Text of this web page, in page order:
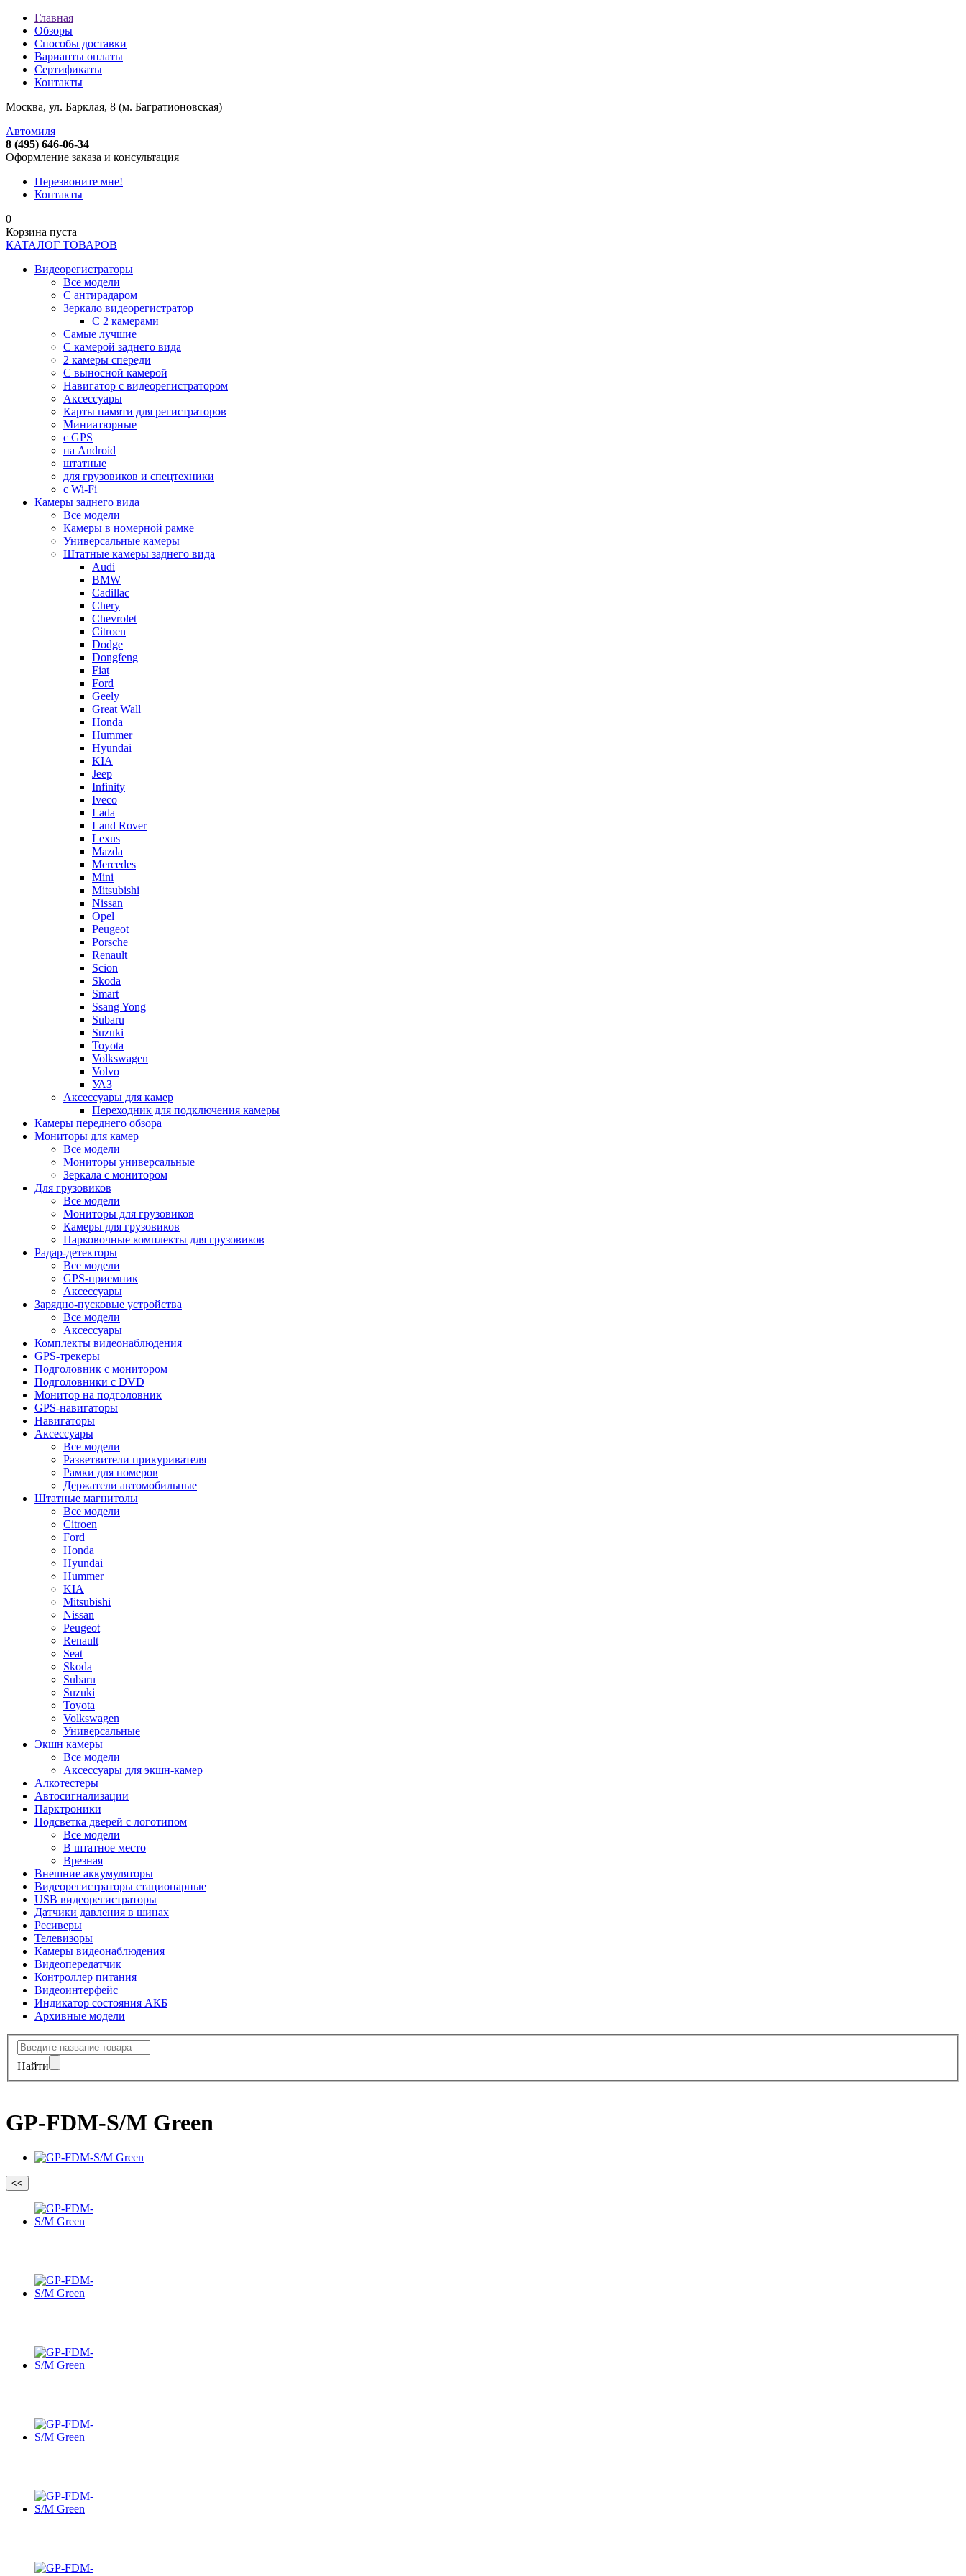
Главная
Обзоры
Способы доставки
Варианты оплаты
Сертификаты
Контакты
Москва, ул. Барклая, 8 (м. Багратионовская)
Автомиля
8 (495) 646-06-34
Оформление заказа и консультация
Перезвоните мне!
Контакты
0
Корзина пуста
КАТАЛОГ ТОВАРОВ
Видеорегистраторы
Все модели
C антирадаром
Зеркало видеорегистратор
С 2 камерами
Самые лучшие
С камерой заднего вида
2 камеры спереди
С выносной камерой
Навигатор с видеорегистратором
Аксессуары
Карты памяти для регистраторов
Миниатюрные
с GPS
на Android
штатные
для грузовиков и спецтехники
с Wi-Fi
Камеры заднего вида
Все модели
Камеры в номерной рамке
Универсальные камеры
Штатные камеры заднего вида
Audi
BMW
Cadillac
Chery
Chevrolet
Citroen
Dodge
Dongfeng
Fiat
Ford
Geely
Great Wall
Honda
Hummer
Hyundai
KIA
Jeep
Infinity
Iveco
Lada
Land Rover
Lexus
Mazda
Mercedes
Mini
Mitsubishi
Nissan
Opel
Peugeot
Porsche
Renault
Scion
Skoda
Smart
Ssang Yong
Subaru
Suzuki
Toyota
Volkswagen
Volvo
УАЗ
Аксессуары для камер
Переходник для подключения камеры
Камеры переднего обзора
Мониторы для камер
Все модели
Мониторы универсальные
Зеркала с монитором
Для грузовиков
Все модели
Мониторы для грузовиков
Камеры для грузовиков
Парковочные комплекты для грузовиков
Радар-детекторы
Все модели
GPS-приемник
Аксессуары
Зарядно-пусковые устройства
Все модели
Аксессуары
Комплекты видеонаблюдения
GPS-трекеры
Подголовник с монитором
Подголовники с DVD
Монитор на подголовник
GPS-навигаторы
Навигаторы
Аксессуары
Все модели
Разветвители прикуривателя
Рамки для номеров
Держатели автомобильные
Штатные магнитолы
Все модели
Citroen
Ford
Honda
Hyundai
Hummer
KIA
Mitsubishi
Nissan
Peugeot
Renault
Seat
Skoda
Subaru
Suzuki
Toyota
Volkswagen
Универсальные
Экшн камеры
Все модели
Аксессуары для экшн-камер
Алкотестеры
Автосигнализации
Парктроники
Подсветка дверей с логотипом
Все модели
В штатное место
Врезная
Внешние аккумуляторы
Видеорегистраторы стационарные
USB видеорегистраторы
Датчики давления в шинах
Ресиверы
Телевизоры
Камеры видеонаблюдения
Видеопередатчик
Контроллер питания
Видеоинтерфейс
Индикатор состояния АКБ
Архивные модели
Найти
GP-FDM-S/M Green
<<